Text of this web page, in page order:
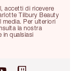
accetti di ricevere
Tilbury Beauty
media. Per ulteriori
la nostra
in qualsiasi